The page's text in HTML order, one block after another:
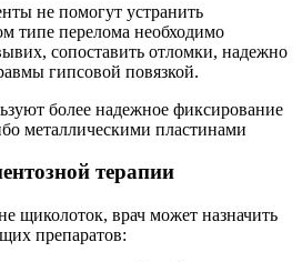
не помогут устранить
типе перелома необходимо
сопоставить отломки, надежно
гипсовой повязкой.
более надежное фиксирование
металлическими пластинами
терапии
щиколоток, врач может назначить
препаратов: